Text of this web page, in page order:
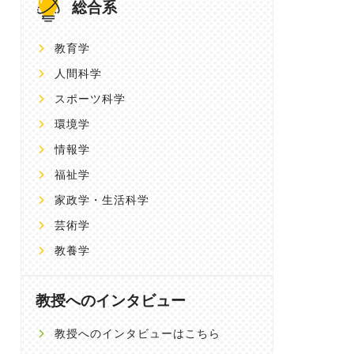
総合系
教育学
人間科学
スポーツ科学
環境学
情報学
福祉学
家政学・生活科学
芸術学
教養学
教授へのインタビュー
教授へのインタビューはこちら